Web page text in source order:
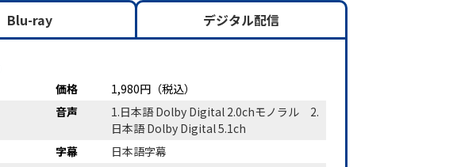
Blu-ray デジタル配信
価格
1,980円（税込）
音声
1.日本語 Dolby Digital 2.0chモノラル 2.
日本語 Dolby Digital 5.1ch
字幕
日本語字幕